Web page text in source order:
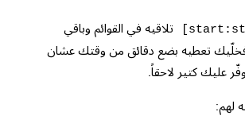
تلاقيه في القوائم وباقي
تعطيه بضع دقائق من وقتك عشان
عليك كتير لاحقاً.
لهم: